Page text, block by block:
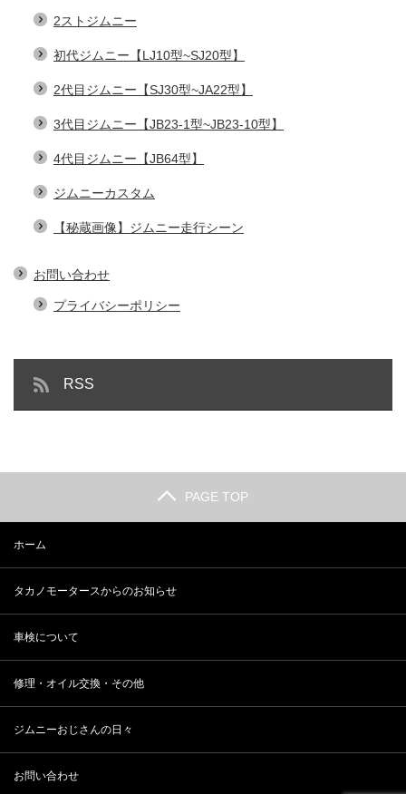
2ストジムニー
初代ジムニー【LJ10型~SJ20型】
2代目ジムニー【SJ30型~JA22型】
3代目ジムニー【JB23-1型~JB23-10型】
4代目ジムニー【JB64型】
ジムニーカスタム
【秘蔵画像】ジムニー走行シーン
お問い合わせ
プライバシーポリシー
RSS
PAGE TOP
ホーム
タカノモータースからのお知らせ
車検について
修理・オイル交換・その他
ジムニーおじさんの日々
お問い合わせ